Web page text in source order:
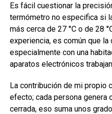
Es fácil cuestionar la
termómetro no especifica si
más cerca de 27 °C o de 28
experiencia, es común que
especialmente con una
aparatos electrónicos
La contribución de mi propio
efecto; cada persona genera
cerrada, eso suma unos